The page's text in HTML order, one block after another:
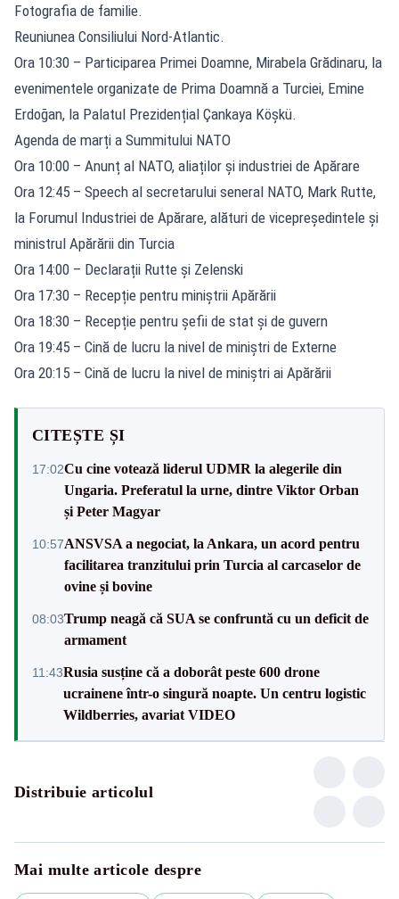
Fotografia de familie.
Reuniunea Consiliului Nord-Atlantic.
Ora 10:30 – Participarea Primei Doamne, Mirabela Grădinaru, la
evenimentele organizate de Prima Doamnă a Turciei, Emine
Erdoğan, la Palatul Prezidențial Çankaya Köşkü.
Agenda de marți a Summitului NATO
Ora 10:00 – Anunț al NATO, aliaților și industriei de Apărare
Ora 12:45 – Speech al secretarului seneral NATO, Mark Rutte,
la Forumul Industriei de Apărare, alături de vicepreședintele și
ministrul Apărării din Turcia
Ora 14:00 – Declarații Rutte și Zelenski
Ora 17:30 – Recepție pentru miniștrii Apărării
Ora 18:30 – Recepție pentru șefii de stat și de guvern
Ora 19:45 – Cină de lucru la nivel de miniștri de Externe
Ora 20:15 – Cină de lucru la nivel de miniștri ai Apărării
CITEȘTE ȘI
17:02Cu cine votează liderul UDMR la alegerile din
Ungaria. Preferatul la urne, dintre Viktor Orban
și Peter Magyar
10:57ANSVSA a negociat, la Ankara, un acord pentru
facilitarea tranzitului prin Turcia al carcaselor de
ovine și bovine
08:03Trump neagă că SUA se confruntă cu un deficit de
armament
11:43Rusia susține că a doborât peste 600 drone
ucrainene într-o singură noapte. Un centru logistic
Wildberries, avariat VIDEO
Distribuie articolul
Mai multe articole despre